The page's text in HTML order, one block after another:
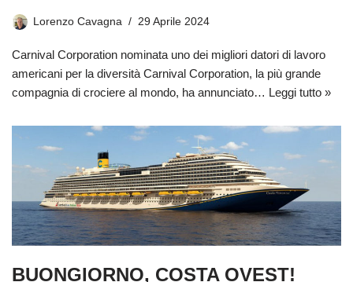
Lorenzo Cavagna 29 Aprile 2024
Carnival Corporation nominata uno dei migliori datori di lavoro
americani per la diversità Carnival Corporation, la più grande
compagnia di crociere al mondo, ha annunciato… Leggi tutto »
BUONGIORNO, COSTA OVEST!